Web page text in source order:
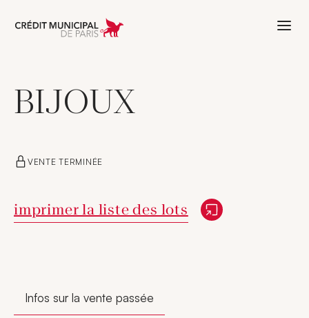
Aller à l'accueil de Crédit Municipal
BIJOUX
VENTE TERMINÉE
Nouvelle fenêtre
imprimer la liste des lots
Infos sur la vente passée